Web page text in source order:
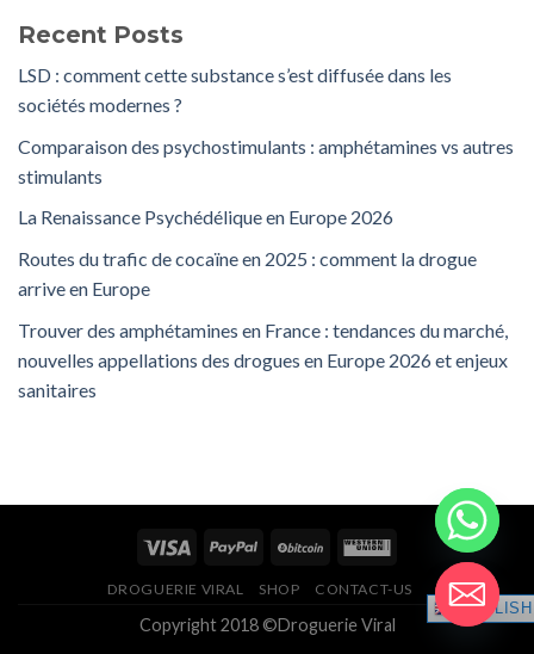
Recent Posts
LSD : comment cette substance s’est diffusée dans les
sociétés modernes ?
Comparaison des psychostimulants : amphétamines vs autres
stimulants
La Renaissance Psychédélique en Europe 2026
Routes du trafic de cocaïne en 2025 : comment la drogue
arrive en Europe
Trouver des amphétamines en France : tendances du marché,
nouvelles appellations des drogues en Europe 2026 et enjeux
sanitaires
DROGUERIE VIRAL SHOP
CONTACT-US
ENGLISH
Copyright 2018 ©Droguerie Viral